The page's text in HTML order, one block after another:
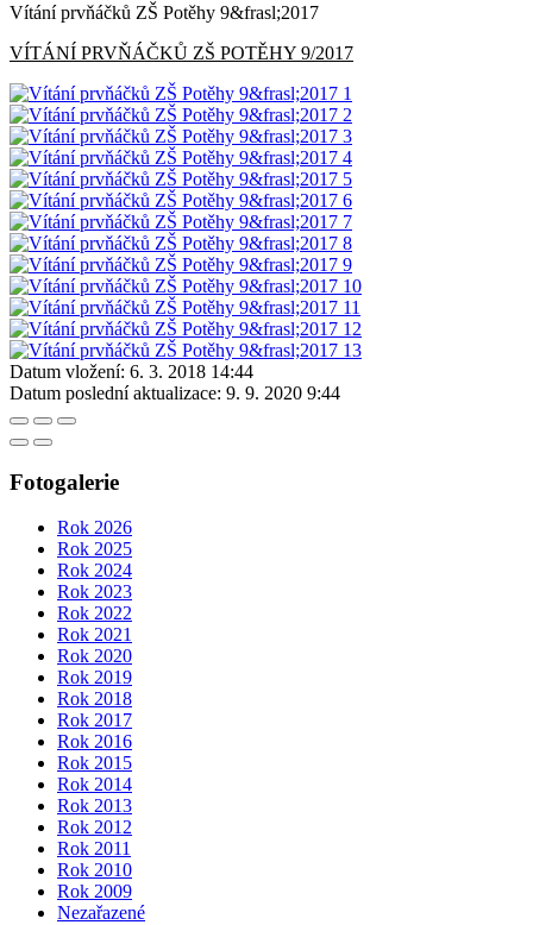
Vítání prvňáčků ZŠ Potěhy 9&frasl;2017
VÍTÁNÍ PRVŇÁČKŮ ZŠ POTĚHY 9/2017
Datum vložení: 6. 3. 2018 14:44
Datum poslední aktualizace: 9. 9. 2020 9:44
Fotogalerie
Rok 2026
Rok 2025
Rok 2024
Rok 2023
Rok 2022
Rok 2021
Rok 2020
Rok 2019
Rok 2018
Rok 2017
Rok 2016
Rok 2015
Rok 2014
Rok 2013
Rok 2012
Rok 2011
Rok 2010
Rok 2009
Nezařazené